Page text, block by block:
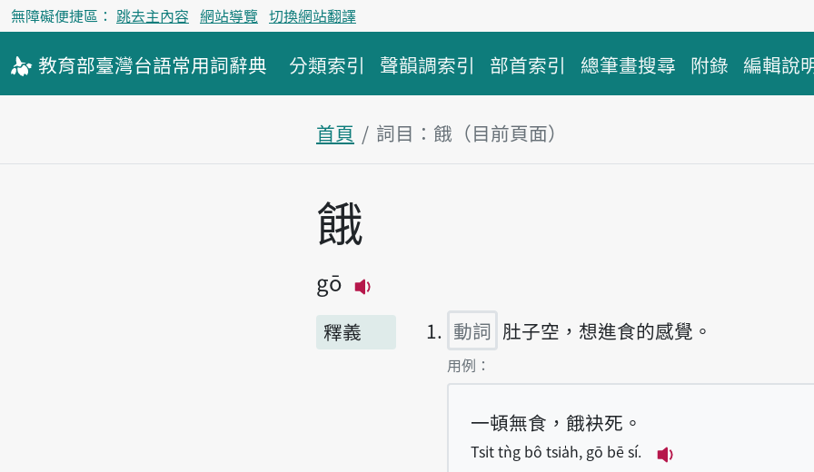
無障礙便捷區： 跳去主內容 網站導覽 切換網站翻譯
教育部臺灣台語常用詞辭典 分類索引 聲韻調索引 部首索引 總筆畫搜尋 附錄 編輯說
首頁 詞目：餓（目前頁面）
主內容區塊
餓
gō
釋義
動詞 肚子空，想進食的感覺。
第1項釋義的
用例：
一頓無食，餓袂死。
Tsi̍t tǹg bô tsia̍h, gō bē sí.